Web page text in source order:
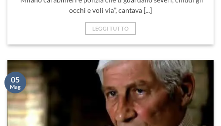
occhi e voli via”, cantava [...]
LEGGI TUTTO
05
Mag